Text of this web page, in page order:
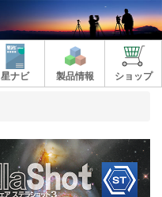
星ナビ 製品情報 ショップ